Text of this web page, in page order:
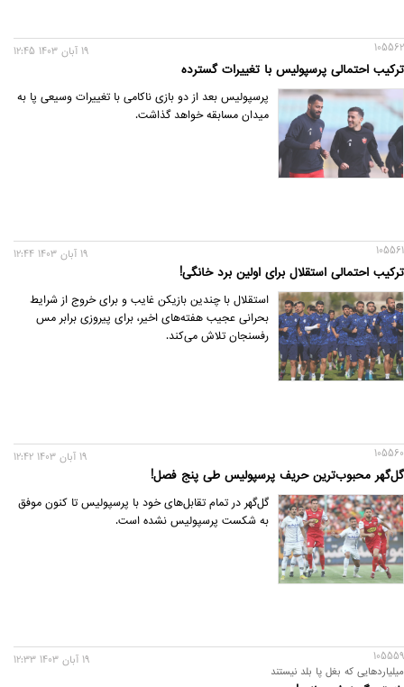
105562
ترکیب احتمالی پرسپولیس با تغییرات گسترده
19 آبان 1403 12:45
پرسپولیس بعد از دو بازی ناکامی با تغییرات وسیعی پا به
میدان مسابقه خواهد گذاشت.
105561
ترکیب احتمالی استقلال برای اولین برد خانگی!
19 آبان 1403 12:44
استقلال با چندین بازیکن غایب و برای خروج از شرایط
بحرانی عجیب هفته‌های اخیر، برای پیروزی برابر مس
رفسنجان تلاش می‌کند.
105560
گل‌گهر محبوب‌ترین حریف پرسپولیس طی پنج فصل!
19 آبان 1403 12:42
گل‌گهر در تمام تقابل‌های خود با پرسپولیس تا کنون موفق
به شکست پرسپولیس نشده است.
105559
میلیاردهایی که بغل پا بلد نیستند
19 آبان 1403 12:33